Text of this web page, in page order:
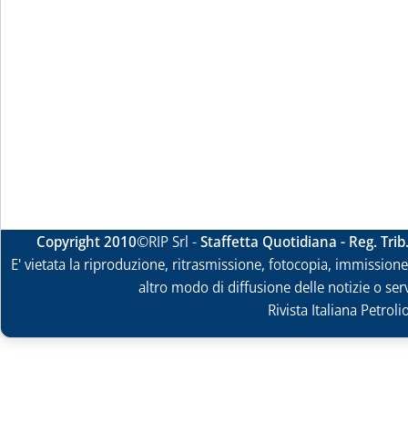
Copyright 2010©RIP Srl -Staffetta Quotidiana - Reg.
E' vietata la riproduzione, ritrasmissione, fotocopia,
altro modo di diffusione delle notizie o
Rivista Italiana